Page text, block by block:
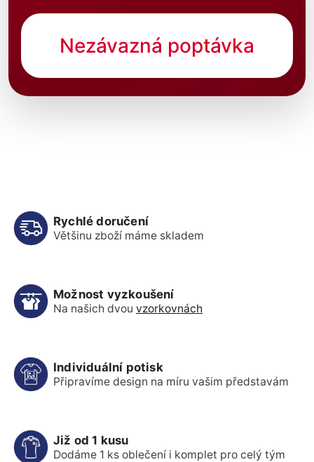
Nezávazná poptávka
Rychlé doručení
Většinu zboží máme skladem
Možnost vyzkoušení
Na našich dvou vzorkovnách
Individuální potisk
Připravíme design na míru vašim představám
Již od 1 kusu
Dodáme 1 ks oblečení i komplet pro celý tým